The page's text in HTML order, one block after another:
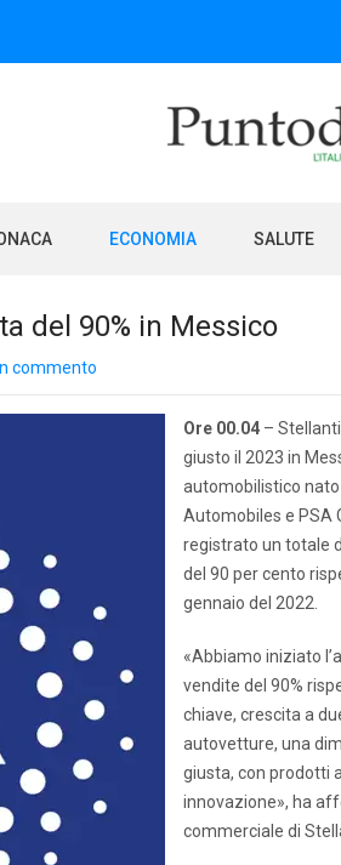
ECONOMIA SALUTE
del 90% in Messico
commento
Ore 00.04 –
giusto il 2023 in
automobilistico
Automobiles e PSA
registrato un totale
del 90 per cento
gennaio del 2022.
«Abbiamo iniziato
vendite del 90%
chiave, crescita a
autovetture, una
giusta, con prodotti
innovazione», ha
commerciale di